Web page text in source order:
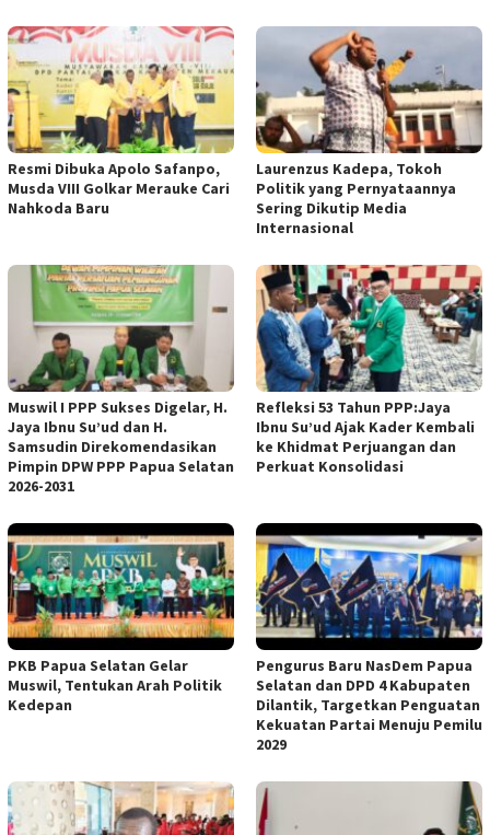
Resmi Dibuka Apolo Safanpo,
Musda VIII Golkar Merauke Cari
Nahkoda Baru
Laurenzus Kadepa, Tokoh
Politik yang Pernyataannya
Sering Dikutip Media
Internasional
Muswil I PPP Sukses Digelar, H.
Jaya Ibnu Su’ud dan H.
Samsudin Direkomendasikan
Pimpin DPW PPP Papua Selatan
2026-2031
Refleksi 53 Tahun PPP:Jaya
Ibnu Su’ud Ajak Kader Kembali
ke Khidmat Perjuangan dan
Perkuat Konsolidasi
PKB Papua Selatan Gelar
Muswil, Tentukan Arah Politik
Kedepan
Pengurus Baru NasDem Papua
Selatan dan DPD 4 Kabupaten
Dilantik, Targetkan Penguatan
Kekuatan Partai Menuju Pemilu
2029